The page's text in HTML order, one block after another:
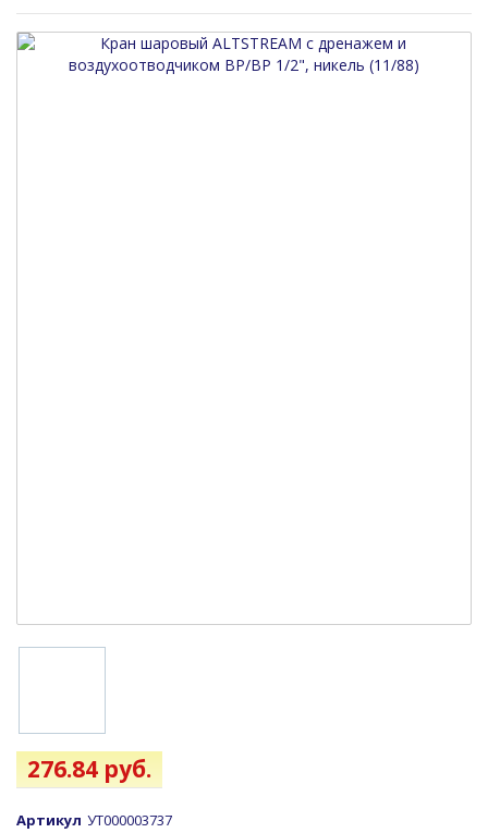
276.84 руб.
Артикул УТ000003737